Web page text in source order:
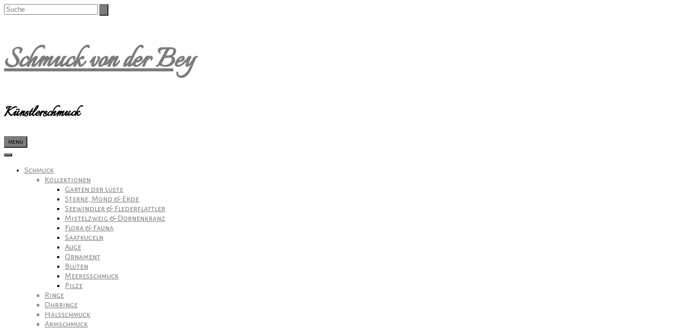
Schmuck von der Bey
Künstlerschmuck
menu
Schmuck
Kollektionen
Garten der Lüste
Sterne, Mond & Erde
Seewindler & Flederflattler
Mistelzweig & Dornenkranz
Flora & Fauna
Saatkugeln
Auge
Ornament
Blüten
Meeresschmuck
Pilze
Ringe
Ohrringe
Halsschmuck
Armschmuck